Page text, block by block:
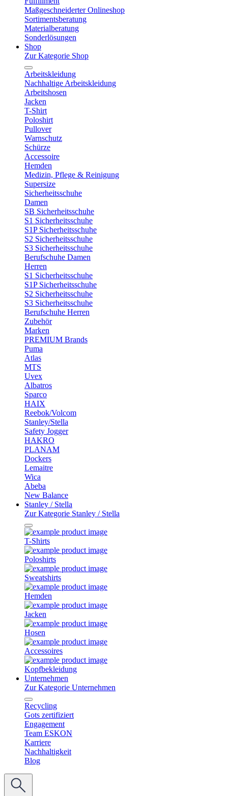
Maßgeschneiderter Onlineshop
Sortimentsberatung
Materialberatung
Sonderlösungen
Shop
Zur Kategorie Shop
Arbeitskleidung
Nachhaltige Arbeitskleidung
Arbeitshosen
Jacken
T-Shirt
Poloshirt
Pullover
Warnschutz
Schürze
Accessoire
Hemden
Medizin, Pflege & Reinigung
Supersize
Sicherheitsschuhe
Damen
SB Sicherheitsschuhe
S1 Sicherheitsschuhe
S1P Sicherheitsschuhe
S2 Sicherheitsschuhe
S3 Sicherheitsschuhe
Berufschuhe Damen
Herren
S1 Sicherheitsschuhe
S1P Sicherheitsschuhe
S2 Sicherheitsschuhe
S3 Sicherheitsschuhe
Berufschuhe Herren
Zubehör
Marken
PREMIUM Brands
Puma
Atlas
MTS
Uvex
Albatros
Sparco
HAIX
Reebok/Volcom
Stanley/Stella
Safety Jogger
HAKRO
PLANAM
Dockers
Lemaitre
Wica
Abeba
New Balance
Stanley / Stella
Zur Kategorie Stanley / Stella
T-Shirts
Poloshirts
Sweatshirts
Hemden
Jacken
Hosen
Accessoires
Kopfbekleidung
Unternehmen
Zur Kategorie Unternehmen
Recycling
Gots zertifiziert
Engagement
Team ESKON
Karriere
Nachhaltigkeit
Blog